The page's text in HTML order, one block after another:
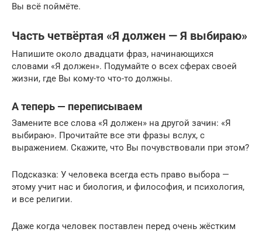
Вы всё поймёте.
Часть четвёртая «Я должен — Я выбираю»
Напишите около двадцати фраз, начинающихся
словами «Я должен». Подумайте о всех сферах своей
жизни, где Вы кому-то что-то должны.
А теперь — переписываем
Замените все слова «Я должен» на другой зачин: «Я
выбираю». Прочитайте все эти фразы вслух, с
выражением. Скажите, что Вы почувствовали при этом?
Подсказка: У человека всегда есть право выбора —
этому учит нас и биология, и философия, и психология,
и все религии.
Даже когда человек поставлен перед очень жёстким